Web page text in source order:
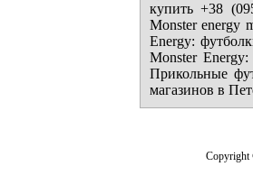
купить +38
Monster energy
Energy:
Monster
Прикольные
магазинов в
Copyright